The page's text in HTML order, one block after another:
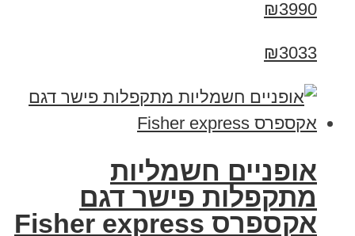
₪3990
₪3033
אופניים חשמליות
מתקפלות פישר דגם
אקספרס Fisher express